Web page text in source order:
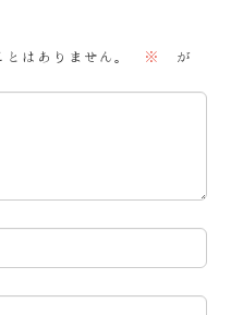
はありません。 ※
が